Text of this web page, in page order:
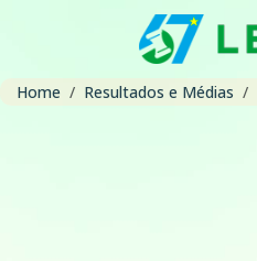
Home Resultados e Médias